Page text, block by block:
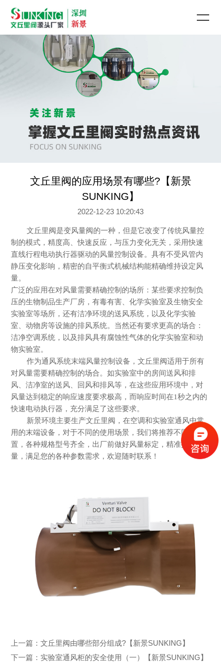
文丘里阀的应用场景有哪些?【新景
SUNKING】
2022-12-23 10:20:43
文丘里阀是变风量阀的一种，但是它改变了传统风量控
制的模式，精度高、快速反应，与压力变化无关，采用快速
直线行程电动执行器驱动的风量控制设备。具有不受风管内
静压变化影响，精密的自平衡式机械结构能精确维持设定风
量。
广泛的应用在对风量需要精确控制的场所：某些要求控制负
压的生物制品生产厂房，有毒有害、化学实验室及生物安全
实验室等场所，还有洁净环境的送风系统，以及化学实验
室、动物房等设施的排风系统。当然还有要求更高的场合：
洁净空调系统，以及排风具有腐蚀性气体的化学实验室和动
物实验室。
作为通风系统末端风量控制设备，文丘里阀适用于所有
对风量需要精确控制的场合。如实验室中的房间送风和排
风、洁净室的送风、回风和排风等，在这些应用环境中，对
风量达到稳定的响应速度要求极高，而响应时间在1秒之内的
快速电动执行器，充分满足了这些要求。
新景环境主要生产文丘里阀，在空调和实验室通风中常
用的末端设备，对于不同的使用场景，我们将推荐不同的配
置，各种规格型号齐全，出厂前做好风量标定，精准控制风
量，满足您的各种参数需求，欢迎随时联系！
上一篇： 文丘里阀由哪些部分组成?【新景SUNKING】
下一篇： 实验室通风柜的安全使用（一）【新景SUNKING】